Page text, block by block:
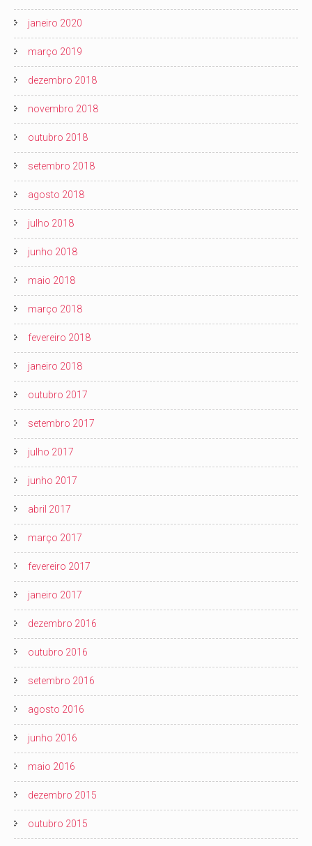
janeiro 2020
março 2019
dezembro 2018
novembro 2018
outubro 2018
setembro 2018
agosto 2018
julho 2018
junho 2018
maio 2018
março 2018
fevereiro 2018
janeiro 2018
outubro 2017
setembro 2017
julho 2017
junho 2017
abril 2017
março 2017
fevereiro 2017
janeiro 2017
dezembro 2016
outubro 2016
setembro 2016
agosto 2016
junho 2016
maio 2016
dezembro 2015
outubro 2015